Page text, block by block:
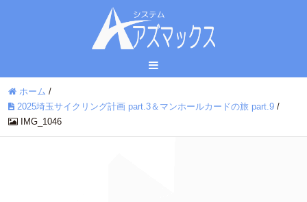
ホーム /
2025埼玉サイクリング計画 part.3＆マンホールカードの旅 part.9 /
IMG_1046